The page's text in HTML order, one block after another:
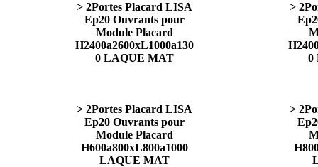
> 2Portes Placard LISA
Ep20 Ouvrants pour
Module Placard
H2400a2600xL1000a130
0 LAQUE MAT
>
0
> 2Portes Placard LISA
Ep20 Ouvrants pour
Module Placard
H600a800xL800a1000
LAQUE MAT
>